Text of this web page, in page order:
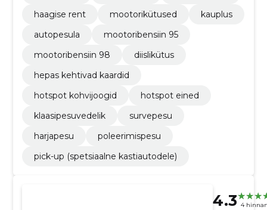
haagise rent
mootorikütused
kauplus
autopesula
mootoribensiin 95
mootoribensiin 98
diislikütus
hepas kehtivad kaardid
hotspot kohvijoogid
hotspot eined
klaasipesuvedelik
survepesu
harjapesu
poleerimispesu
pick-up (spetsiaalne kastiautodele)
4.3 4